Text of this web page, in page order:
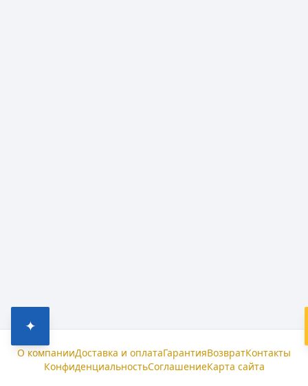
✦
О компанииДоставка и оплатаГарантияВозвратКонтакты
КонфиденциальностьСоглашениеКарта сайта